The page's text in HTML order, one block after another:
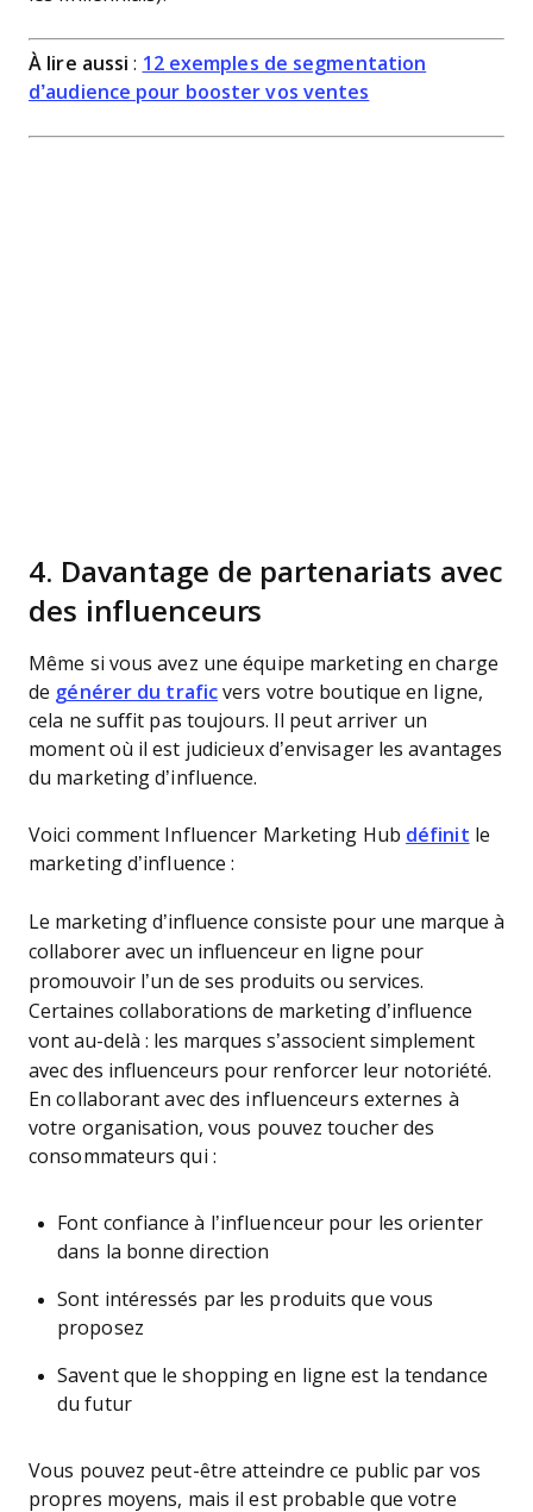
À lire aussi : 12 exemples de segmentation
d’audience pour booster vos ventes
4. Davantage de partenariats avec
des influenceurs
Même si vous avez une équipe marketing en charge
de générer du trafic vers votre boutique en ligne,
cela ne suffit pas toujours. Il peut arriver un
moment où il est judicieux d’envisager les avantages
du marketing d’influence.
Voici comment Influencer Marketing Hub définit le
marketing d’influence :
Le marketing d’influence consiste pour une marque à
collaborer avec un influenceur en ligne pour
promouvoir l’un de ses produits ou services.
Certaines collaborations de marketing d’influence
vont au-delà : les marques s’associent simplement
avec des influenceurs pour renforcer leur notoriété.
En collaborant avec des influenceurs externes à
votre organisation, vous pouvez toucher des
consommateurs qui :
Font confiance à l’influenceur pour les orienter
dans la bonne direction
Sont intéressés par les produits que vous
proposez
Savent que le shopping en ligne est la tendance
du futur
Vous pouvez peut-être atteindre ce public par vos
propres moyens, mais il est probable que votre